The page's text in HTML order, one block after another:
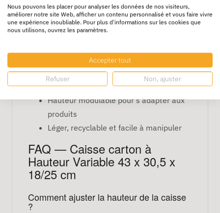
Dimensions : 43 x 30,5 x 18/25 cm avec
hauteur ajustable
cannelure, robuste et durable
Protection contre chocs, vibrations et
gerbage
Hauteur modulable pour s’adapter aux
produits
Léger, recyclable et facile à manipuler
FAQ — Caisse carton à
Hauteur Variable 43 x 30,5 x
18/25 cm
Comment ajuster la hauteur de la caisse
?
Nous pouvons les placer pour analyser les données de nos visiteurs,
améliorer notre site Web, afficher un contenu personnalisé et vous faire vivre
une expérience inoubliable. Pour plus d'informations sur les cookies que
nous utilisons, ouvrez les paramètres.
Accepter tout
Refuser Non, ajuster